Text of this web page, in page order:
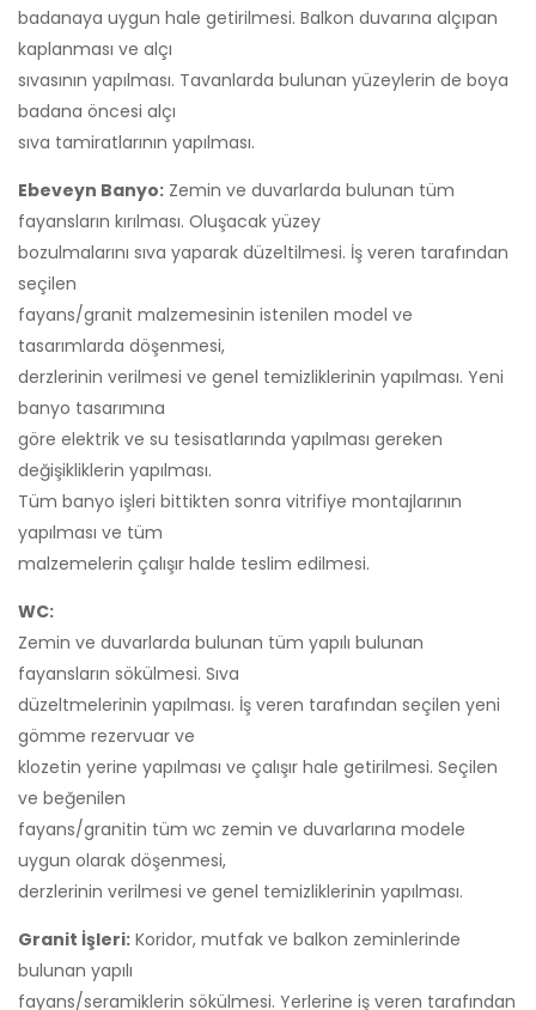
badanaya uygun hale getirilmesi. Balkon duvarına alçıpan
kaplanması ve alçı
sıvasının yapılması. Tavanlarda bulunan yüzeylerin de boya
badana öncesi alçı
sıva tamiratlarının yapılması.
Ebeveyn Banyo: Zemin ve duvarlarda bulunan tüm
fayansların kırılması. Oluşacak yüzey
bozulmalarını sıva yaparak düzeltilmesi. İş veren tarafından
seçilen
fayans/granit malzemesinin istenilen model ve
tasarımlarda döşenmesi,
derzlerinin verilmesi ve genel temizliklerinin yapılması. Yeni
banyo tasarımına
göre elektrik ve su tesisatlarında yapılması gereken
değişikliklerin yapılması.
Tüm banyo işleri bittikten sonra vitrifiye montajlarının
yapılması ve tüm
malzemelerin çalışır halde teslim edilmesi.
WC:
Zemin ve duvarlarda bulunan tüm yapılı bulunan
fayansların sökülmesi. Sıva
düzeltmelerinin yapılması. İş veren tarafından seçilen yeni
gömme rezervuar ve
klozetin yerine yapılması ve çalışır hale getirilmesi. Seçilen
ve beğenilen
fayans/granitin tüm wc zemin ve duvarlarına modele
uygun olarak döşenmesi,
derzlerinin verilmesi ve genel temizliklerinin yapılması.
Granit İşleri: Koridor, mutfak ve balkon zeminlerinde
bulunan yapılı
fayans/seramiklerin sökülmesi. Yerlerine iş veren tarafından